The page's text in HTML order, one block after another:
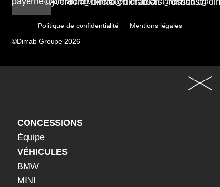
Politique de confidentialité
Mentions légales
©Dimab Groupe 2026
CONCESSIONS
Équipe
VÉHICULES
BMW
MINI